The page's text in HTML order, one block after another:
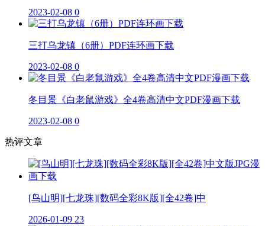
2023-02-08 0
三打乌龙镇（6册）PDF连环画下载
2023-02-08 0
冬目景《白老鼠游戏》全4卷高清中文PDF漫画下载
2023-02-08 0
热评文章
[鸟山明][七龙珠][数码全彩8K版][全42卷]中
2026-01-09 23